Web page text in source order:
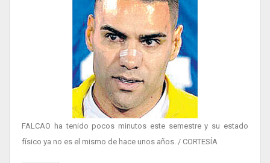
FALCAO ha tenido pocos minutos este semestre y su estado
físico ya no es el mismo de hace unos años. / CORTESÍA